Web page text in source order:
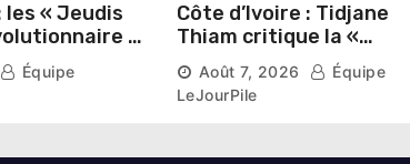
les « Jeudis
»
Thomas
Équipe
Côte d’Ivoire : Tidjane
Thiam critique la «
judiciarisation » de la
politique et appelle à
poursuivre l’apaisement
Août 7, 2026
Équipe
LeJourPile